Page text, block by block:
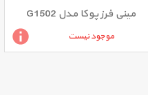
مینی فرز پوکا مدل G1502
موجود نیست